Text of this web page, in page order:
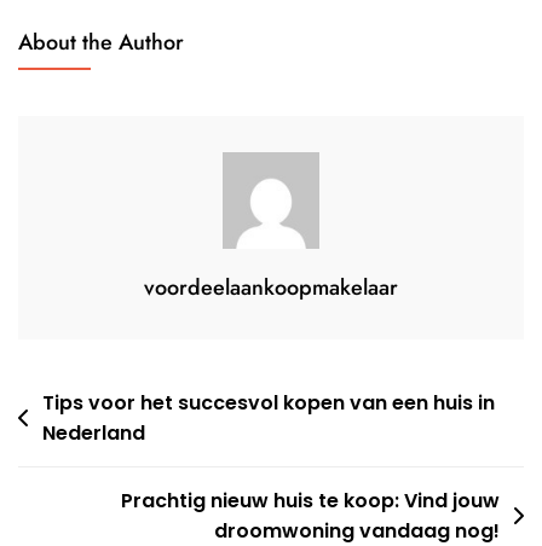
Woning
About the Author
voordeelaankoopmakelaar
Berichtnavigatie
Tips voor het succesvol kopen van een huis in
Nederland
Prachtig nieuw huis te koop: Vind jouw
droomwoning vandaag nog!